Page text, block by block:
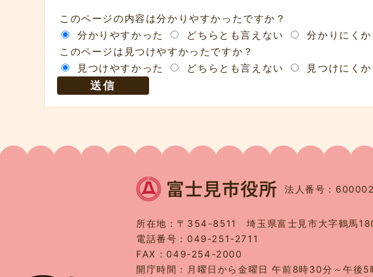
このページの内容は分かりやすかったですか？
分かりやすかった
どちらとも言えない
分かりにくか
このページは見つけやすかったですか？
見つけやすかった
どちらとも言えない 見つけにく
法人番号：
所在地：〒354-8511 埼玉県富士見市大字鶴馬
電話番号：049-251-2711
FAX：049-254-2000
開庁時間：月曜日から金曜日 午前8時30分～午後5